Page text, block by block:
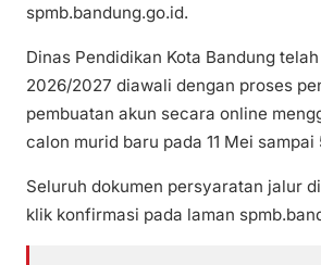
spmb.bandung.go.id.
Dinas Pendidikan Kota Bandung
2026/2027 diawali dengan proses
pembuatan akun secara online
calon murid baru pada 11 Mei sampai
Seluruh dokumen persyaratan jalur
klik konfirmasi pada laman